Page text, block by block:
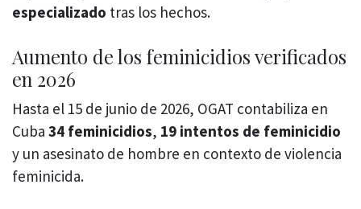
especializado tras los hechos.
Aumento de los feminicidios verificados
en 2026
Hasta el 15 de junio de 2026, OGAT contabiliza en
Cuba 34 feminicidios, 19 intentos de feminicidio
y un asesinato de hombre en contexto de violencia
feminicida.